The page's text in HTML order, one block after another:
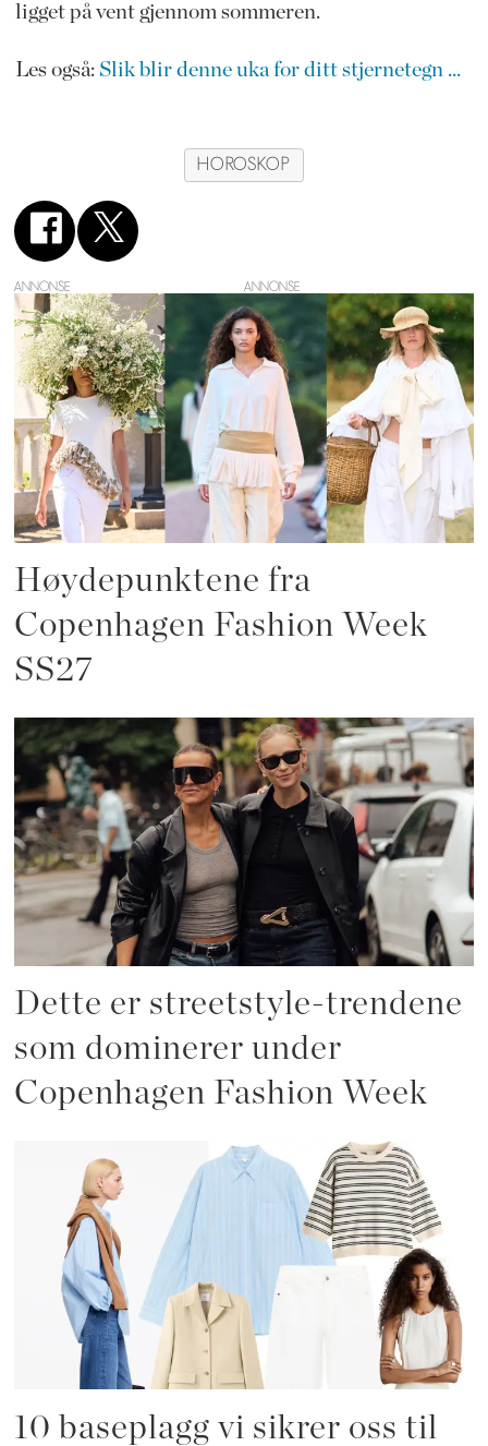
ligget på vent gjennom sommeren.
Les også: Slik blir denne uka for ditt stjernetegn ...
HOROSKOP
ANNONSE
Høydepunktene fra
Copenhagen Fashion Week
SS27
Dette er streetstyle-trendene
som dominerer under
Copenhagen Fashion Week
10 baseplagg vi sikrer oss til